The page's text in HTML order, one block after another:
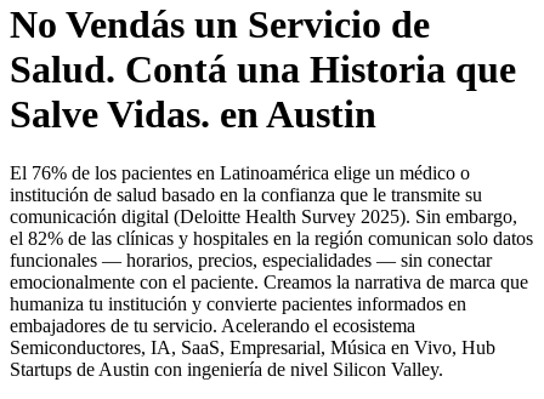
No Vendás un Servicio de
Salud. Contá una Historia que
Salve Vidas. en Austin
El 76% de los pacientes en Latinoamérica elige un médico o
institución de salud basado en la confianza que le transmite su
comunicación digital (Deloitte Health Survey 2025). Sin embargo,
el 82% de las clínicas y hospitales en la región comunican solo datos
funcionales — horarios, precios, especialidades — sin conectar
emocionalmente con el paciente. Creamos la narrativa de marca que
humaniza tu institución y convierte pacientes informados en
embajadores de tu servicio. Acelerando el ecosistema
Semiconductores, IA, SaaS, Empresarial, Música en Vivo, Hub
Startups de Austin con ingeniería de nivel Silicon Valley.